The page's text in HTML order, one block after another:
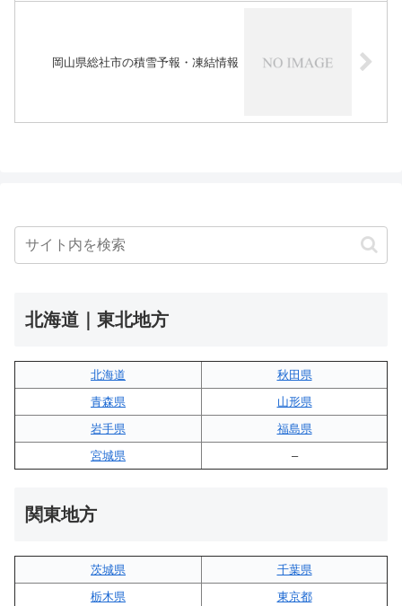
岡山県総社市の積雪予報・凍結情報
北海道｜東北地方
北海道
秋田県
青森県
山形県
岩手県
福島県
宮城県
–
関東地方
茨城県
千葉県
栃木県
東京都